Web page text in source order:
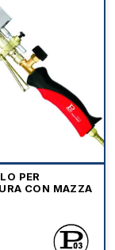
PER
CON MAZZA